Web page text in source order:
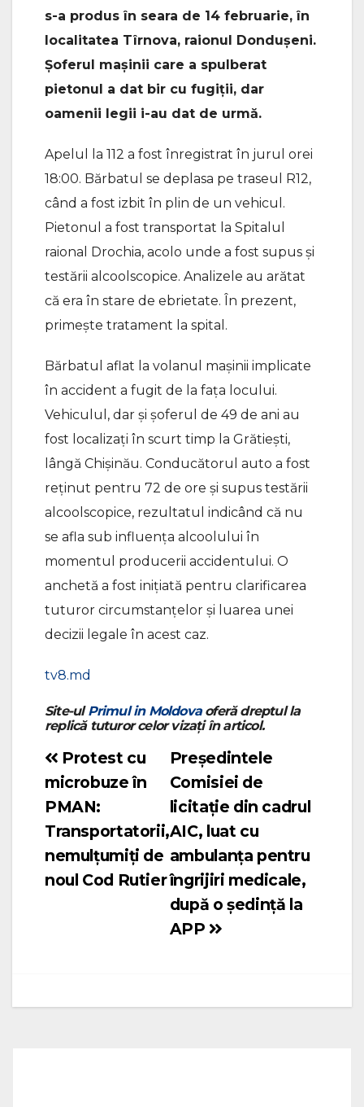
s-a produs în seara de 14 februarie, în
localitatea Tîrnova, raionul Dondușeni.
Șoferul mașinii care a spulberat
pietonul a dat bir cu fugiții, dar
oamenii legii i-au dat de urmă.
Apelul la 112 a fost înregistrat în jurul orei
18:00. Bărbatul se deplasa pe traseul R12,
când a fost izbit în plin de un vehicul.
Pietonul a fost transportat la Spitalul
raional Drochia, acolo unde a fost supus și
testării alcoolscopice. Analizele au arătat
că era în stare de ebrietate. În prezent,
primește tratament la spital.
Bărbatul aflat la volanul mașinii implicate
în accident a fugit de la fața locului.
Vehiculul, dar și șoferul de 49 de ani au
fost localizați în scurt timp la Grătiești,
lângă Chișinău. Conducătorul auto a fost
reținut pentru 72 de ore și supus testării
alcoolscopice, rezultatul indicând că nu
se afla sub influența alcoolului în
momentul producerii accidentului. O
anchetă a fost inițiată pentru clarificarea
tuturor circumstanțelor și luarea unei
decizii legale în acest caz.
tv8.md
Site-ulPrimul in Moldovaoferă dreptul la
replică tuturor celor vizați în articol.
Navigare
în
articole
Președintele
Comisiei de
licitație din cadrul
AIC, luat cu
ambulanța pentru
îngrijiri medicale,
după o ședință la
APP
Protest cu
microbuze în
PMAN:
Transportatorii,
nemulțumiți de
noul Cod Rutier